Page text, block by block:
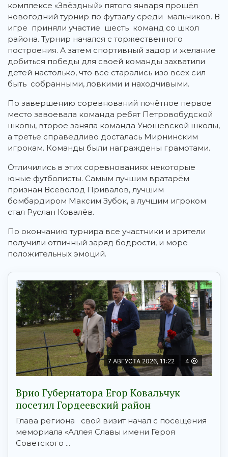
комплексе «Звёздный» пятого января прошёл
новогодний турнир по футзалу среди мальчиков. В
игре приняли участие шесть команд со школ
района. Турнир начался с торжественного
построения. А затем спортивный задор и желание
добиться победы для своей команды захватили
детей настолько, что все старались изо всех сил
быть собранными, ловкими и находчивыми.
По завершению соревнований почётное первое
место завоевала команда ребят Петровобудской
школы, второе заняла команда Уношевской школы,
а третье справедливо досталась Мирнинским
игрокам. Команды были награждены грамотами.
Отличились в этих соревнованиях некоторые
юные футболисты. Самым лучшим вратарём
признан Всеволод Привалов, лучшим
бомбардиром Максим Зубок, а лучшим игроком
стал Руслан Ковалёв.
По окончанию турнира все участники и зрители
получили отличный заряд бодрости, и море
положительных эмоций.
7 АВГУСТА 2026, 11:22 4
Врио Губернатора Егор Ковальчук
посетил Гордеевский район
Глава региона свой визит начал с посещения
мемориала «Аллея Славы имени Героя
Советского ...